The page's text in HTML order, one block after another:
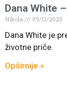
Dana White
Nikola 09/11/2020
Dana White je
životne priče.
Opširnije »